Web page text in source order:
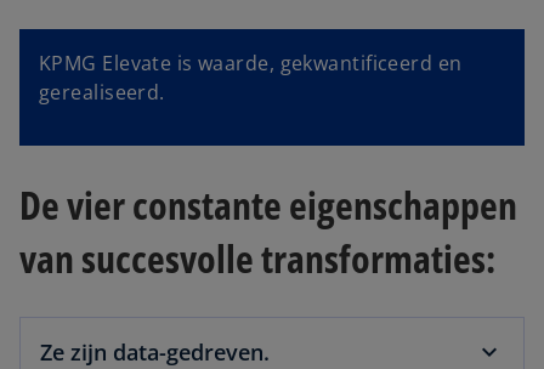
KPMG Elevate is waarde, gekwantificeerd en
gerealiseerd.
De vier constante eigenschappen
van succesvolle transformaties:
Ze zijn data-gedreven.